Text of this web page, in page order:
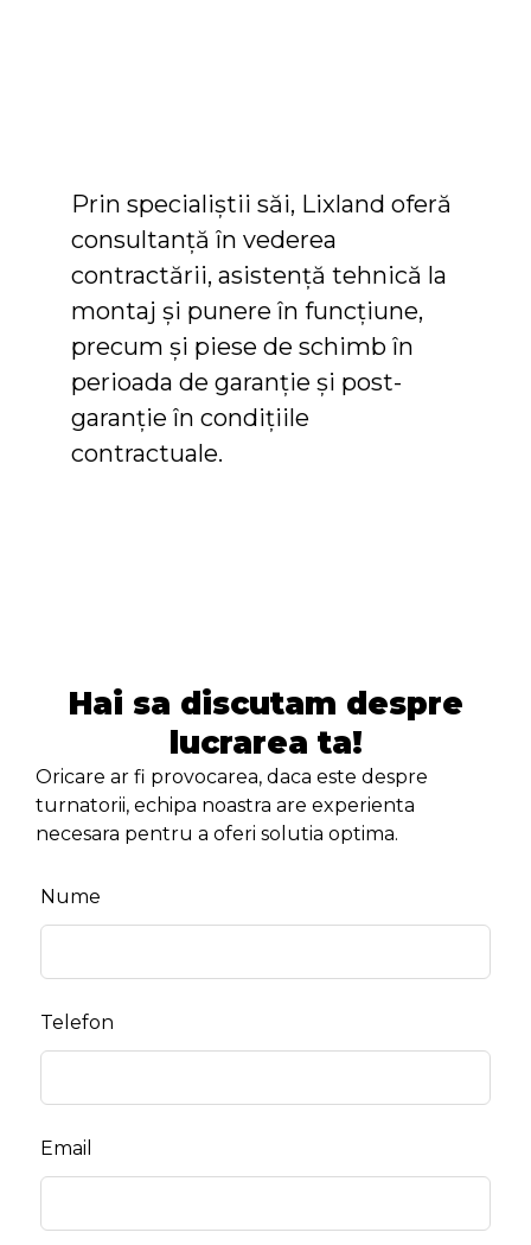
Prin specialiştii săi, Lixland oferă
consultanţă în vederea
contractării, asistenţă tehnică la
montaj şi punere în funcţiune,
precum şi piese de schimb în
perioada de garanţie şi post-
garanţie în condiţiile
contractuale.
Hai sa discutam despre
lucrarea ta!
Oricare ar fi provocarea, daca este despre
turnatorii, echipa noastra are experienta
necesara pentru a oferi solutia optima.
Leave
blank
Nume
Telefon
Email